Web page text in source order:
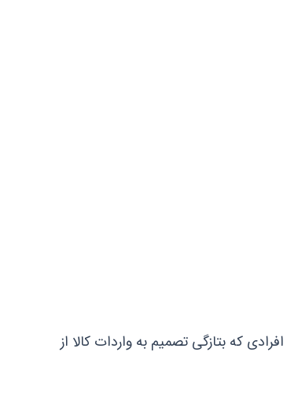
که بتازگی تصمیم به واردات کالا از